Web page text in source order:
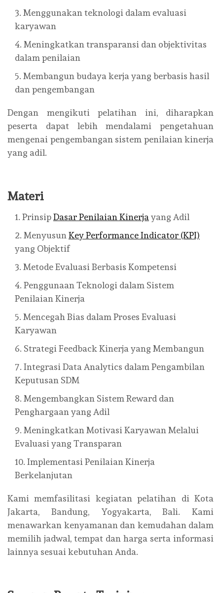
Menggunakan teknologi dalam evaluasi
karyawan
Meningkatkan transparansi dan objektivitas
dalam penilaian
Membangun budaya kerja yang berbasis hasil
dan pengembangan
Dengan mengikuti pelatihan ini, diharapkan
peserta dapat lebih mendalami pengetahuan
mengenai pengembangan sistem penilaian kinerja
yang adil.
Materi
PrinsipDasar Penilaian Kinerja yang Adil
Menyusun Key Performance Indicator (KPI)
yang Objektif
Metode Evaluasi Berbasis Kompetensi
Penggunaan Teknologi dalam Sistem
Penilaian Kinerja
Mencegah Bias dalam Proses Evaluasi
Karyawan
Strategi Feedback Kinerja yang Membangun
Integrasi Data Analytics dalam Pengambilan
Keputusan SDM
Mengembangkan Sistem Reward dan
Penghargaan yang Adil
Meningkatkan Motivasi Karyawan Melalui
Evaluasi yang Transparan
Implementasi Penilaian Kinerja
Berkelanjutan
Kami memfasilitasi kegiatan pelatihan di Kota
Jakarta, Bandung, Yogyakarta, Bali. Kami
menawarkan kenyamanan dan kemudahan dalam
memilih jadwal, tempat dan harga serta informasi
lainnya sesuai kebutuhan Anda.